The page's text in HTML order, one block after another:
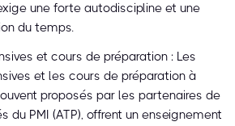
une forte autodiscipline et une
du temps.
et cours de préparation : Les
et les cours de préparation à
proposés par les partenaires de
du PMI (ATP), offrent un enseignement